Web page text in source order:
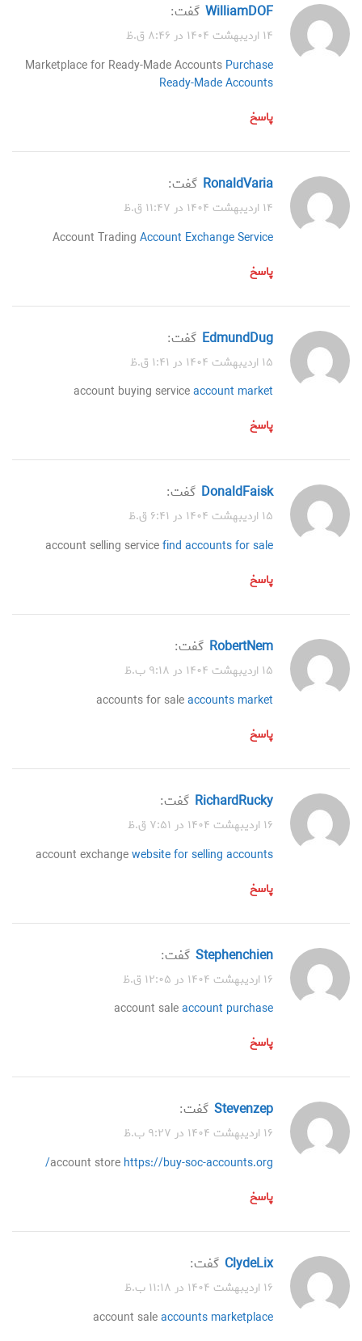
WilliamDOF گفت:
۱۴ اردیبهشت ۱۴۰۴ در ۸:۴۶ ق.ظ
Marketplace for Ready-Made Accounts Purchase
Ready-Made Accounts
پاسخ
RonaldVaria گفت:
۱۴ اردیبهشت ۱۴۰۴ در ۱۱:۴۷ ق.ظ
Account Trading Account Exchange Service
پاسخ
EdmundDug گفت:
۱۵ اردیبهشت ۱۴۰۴ در ۱:۴۱ ق.ظ
account buying serviceaccount market
پاسخ
DonaldFaisk گفت:
۱۵ اردیبهشت ۱۴۰۴ در ۶:۴۱ ق.ظ
account selling servicefind accounts for sale
پاسخ
RobertNem گفت:
۱۵ اردیبهشت ۱۴۰۴ در ۹:۱۸ ب.ظ
accounts for saleaccounts market
پاسخ
RichardRucky گفت:
۱۶ اردیبهشت ۱۴۰۴ در ۷:۵۱ ق.ظ
account exchangewebsite for selling accounts
پاسخ
Stephenchien گفت:
۱۶ اردیبهشت ۱۴۰۴ در ۱۲:۰۵ ق.ظ
account saleaccount purchase
پاسخ
Stevenzep گفت:
۱۶ اردیبهشت ۱۴۰۴ در ۹:۲۷ ب.ظ
account store https://buy-soc-accounts.org/
پاسخ
ClydeLix گفت:
۱۶ اردیبهشت ۱۴۰۴ در ۱۱:۱۸ ب.ظ
account saleaccounts marketplace